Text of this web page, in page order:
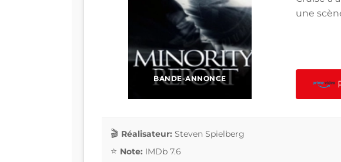
BANDE-ANNONCE
une
Réalisateur: Steven Spielberg
Note: IMDb 7.6